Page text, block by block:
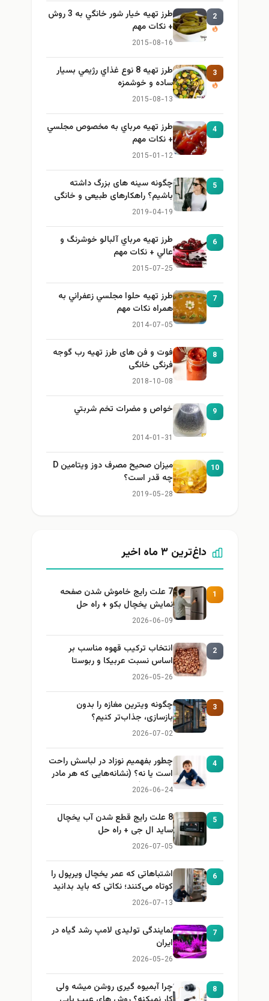
2
طرز تهيه خیار شور خانگي به 3 روش
+ نكات مهم
2015-08-16
3
طرز تهيه 8 نوع غذاي رژيمي بسيار
ساده و خوشمزه
2015-08-13
4
طرز تهيه مرباي به مخصوص مجلسي
+ نكات مهم
2015-01-12
5
چگونه سینه های بزرگ داشته
باشیم؟ راهکارهای طبیعی و خانگی
برای بزرگ کردن سینه
2019-04-19
6
طرز تهيه مرباي آلبالو خوشرنگ و
عالي + نكات مهم
2015-07-25
7
طرز تهيه حلوا مجلسي زعفراني به
همراه نكات مهم
2014-07-05
8
فوت و فن های طرز تهیه رب گوجه
فرنگی خانگی
2018-10-08
9 خواص و مضرات تخم شربتي
2014-01-31
10
میزان صحیح مصرف دوز ویتامین D
چه قدر است؟
2019-05-28
داغ‌ترین ۳ ماه اخیر
1
7 علت رایج خاموش شدن صفحه
نمایش یخچال بکو + راه حل
2026-06-09
2
انتخاب ترکیب قهوه مناسب بر
اساس نسبت عربیکا و ربوستا
2026-05-26
3
چگونه ویترین مغازه را بدون
بازسازی، جذاب‌تر کنیم؟
2026-07-02
4
چطور بفهمیم نوزاد در لباسش راحت
است یا نه؟ (نشانه‌هایی که هر مادر
باید بداند)
2026-06-24
5
8 علت رایج قطع شدن آب یخچال
ساید ال جی + راه حل
2026-07-05
6
اشتباهاتی که عمر یخچال ویرپول را
کوتاه می‌کنند؛ نکاتی که باید بدانید
2026-07-13
7
نمایندگی تولیدی لامپ رشد گیاه در
ایران
2026-05-26
8
چرا آبمیوه گیری روشن میشه ولی